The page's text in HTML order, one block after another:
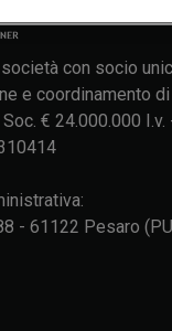
società con socio
e coordinamento
€ 24.000.000 I.v.
- 61122 Pesaro